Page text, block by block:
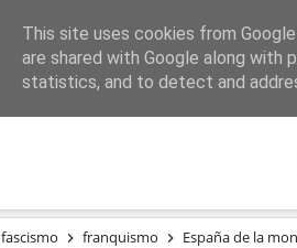
PORTADA
fascismo franquismo España de la
This site uses cookies from
are shared with Google along with
statistics, and to detect and